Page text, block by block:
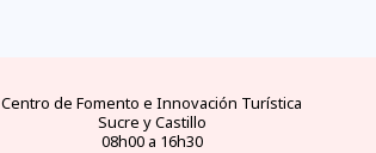
Centro de Fomento e Innovación Turística
Sucre y Castillo
08h00 a 16h30